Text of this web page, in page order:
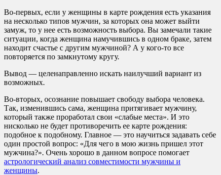
Во-первых, если у женщины в карте рождения есть указания
на несколько типов мужчин, за которых она может выйти
замуж, то у нее есть возможность выбора. Вы замечали такие
ситуации, когда женщина намучившись в одном браке, затем
находит счастье с другим мужчиной? А у кого-то все
повторяется по замкнутому кругу.
Вывод — целенаправленно искать наилучший вариант из
возможных.
Во-вторых, осознание повышает свободу выбора человека.
Так, изменившись сама, женщина притягивает мужчину,
который также проработал свои «слабые места». И это
нисколько не будет противоречить ее карте рождения:
подобное к подобному. Главное — это научиться задавать себе
один простой вопрос: «Для чего в мою жизнь пришел этот
мужчина?». Очень хорошо в данном вопросе помогает
астрологический анализ совместимости мужчины и
женщины.